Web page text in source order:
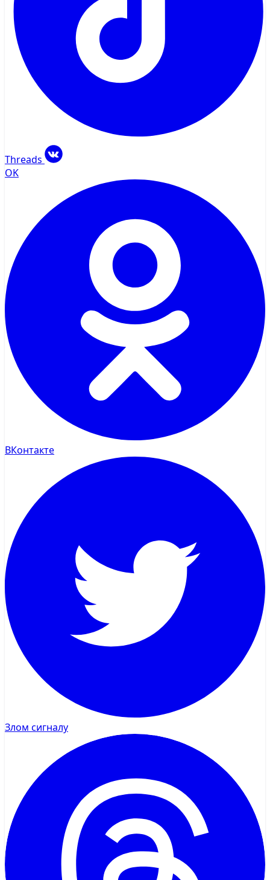
Threads
OK
ВКонтакте
Злом сигналу